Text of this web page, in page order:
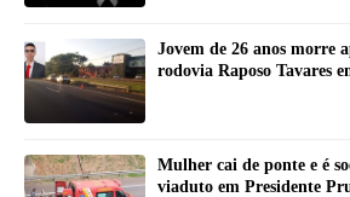
Jovem de 26 anos morre
rodovia Raposo Tavares
Mulher cai de ponte e é
viaduto em Presidente